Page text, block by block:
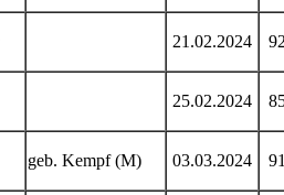
21.02.2024
25.02.2024
geb. Kempf (M) 03.03.2024